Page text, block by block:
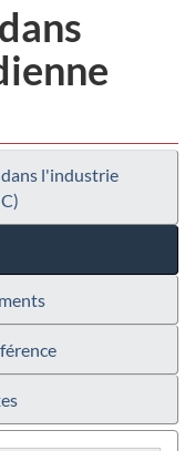
l'industrie